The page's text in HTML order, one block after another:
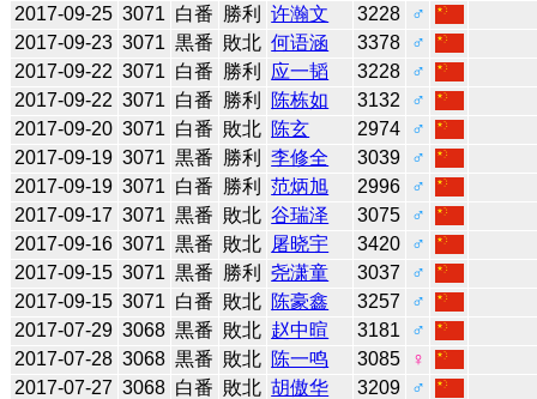
2017-09-25 3071 白番 勝利 许瀚文 3228
♂
2017-09-23 3071 黒番 敗北 何语涵 3378
♂
2017-09-22 3071 白番 勝利 应一韬 3228
♂
2017-09-22 3071 白番 勝利 陈栋如 3132
♂
2017-09-20 3071 白番 敗北 陈玄 2974
♂
2017-09-19 3071 黒番 勝利 李修全 3039
♂
2017-09-19 3071 白番 勝利 范炳旭 2996
♂
2017-09-17 3071 黒番 敗北 谷瑞泽 3075
♂
2017-09-16 3071 黒番 敗北 屠晓宇 3420
♂
2017-09-15 3071 黒番 勝利 尧潇童 3037
♂
2017-09-15 3071 白番 敗北 陈豪鑫 3257
♂
2017-07-29 3068 黒番 敗北 赵中暄 3181
♂
2017-07-28 3068 黒番 敗北 陈一鸣 3085
♀
2017-07-27 3068 白番 敗北 胡傲华 3209
♂